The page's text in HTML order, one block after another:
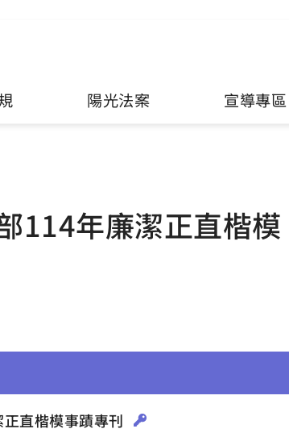
陽光法案 宣導專區
114年廉潔正直楷模
直楷模事蹟專刊